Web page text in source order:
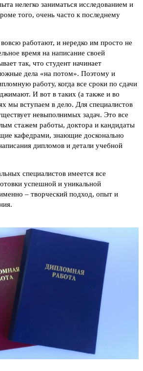
нелегко заниматься исследованием и
того, очень часто к последнему
работают, и нередко им просто не
время на написание своей
так, что студент начинает
дела «на потом». Поэтому и
работу, когда все сроки по сдачи
И вот в таких (а также и во
мы вступаем в дело. Для специалистов
невыполнимых задач. Это все
стажем работы, доктора и кандидаты
кафедрами, знающие досконально
дипломов и детали учебной
специалистов имеется все
успешной и уникальной
– творческий подход, опыт и